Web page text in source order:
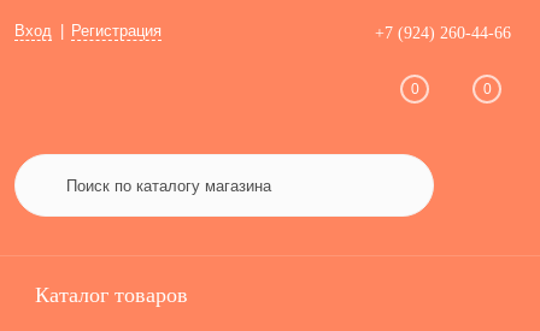
Вход Регистрация +7 (924) 260-44-66
0 0
Каталог товаров